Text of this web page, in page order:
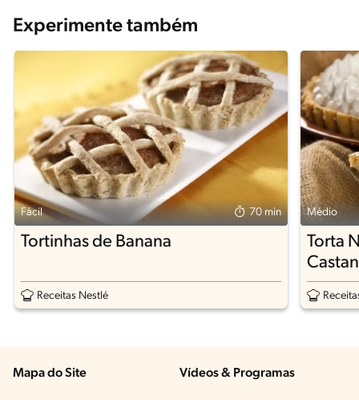
Experimente também
Fácil 70 min
Tortinhas de Banana
Receitas Nestlé
Médio
Torta
Mapa do Site Vídeos & Programas​